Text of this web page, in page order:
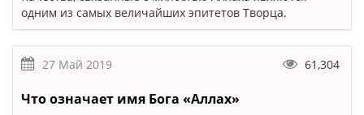
одним из самых величайших эпитетов Творца.
27 Май 2019 61,304
Что означает имя Бога «Аллах»